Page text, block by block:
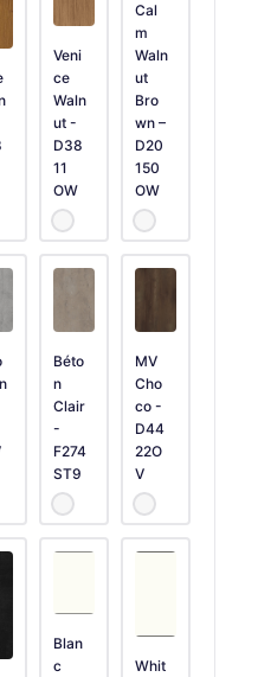
Veni
ce
Waln
ut -
D38
11
OW
Cal
m
Waln
ut
Bro
wn –
D20
150
OW
Béto
n
Clair
-
F274
ST9
MV
Cho
co -
D44
22O
V
Blan
c
Whit